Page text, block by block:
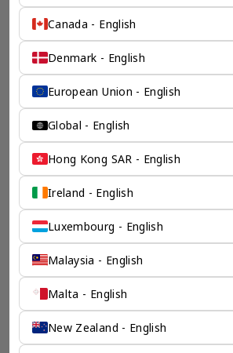
保驾护航
奕资环球是您值得信赖的海外合作伙伴。
咨询有限公司的零售咨询部门，这是一家
咨询机构，接触世界50个市场，约占全球
凭借其战略优势，我们可以将客户与全球
来，并为21个行业的客户提供服务。
了解香港伦敦奕资咨询有限公司 >
Canada - English
Denmark - English
European Union - English
Global - English
Hong Kong SAR - English
Ireland - English
Luxembourg - English
Malaysia - English
Malta - English
New Zealand - English